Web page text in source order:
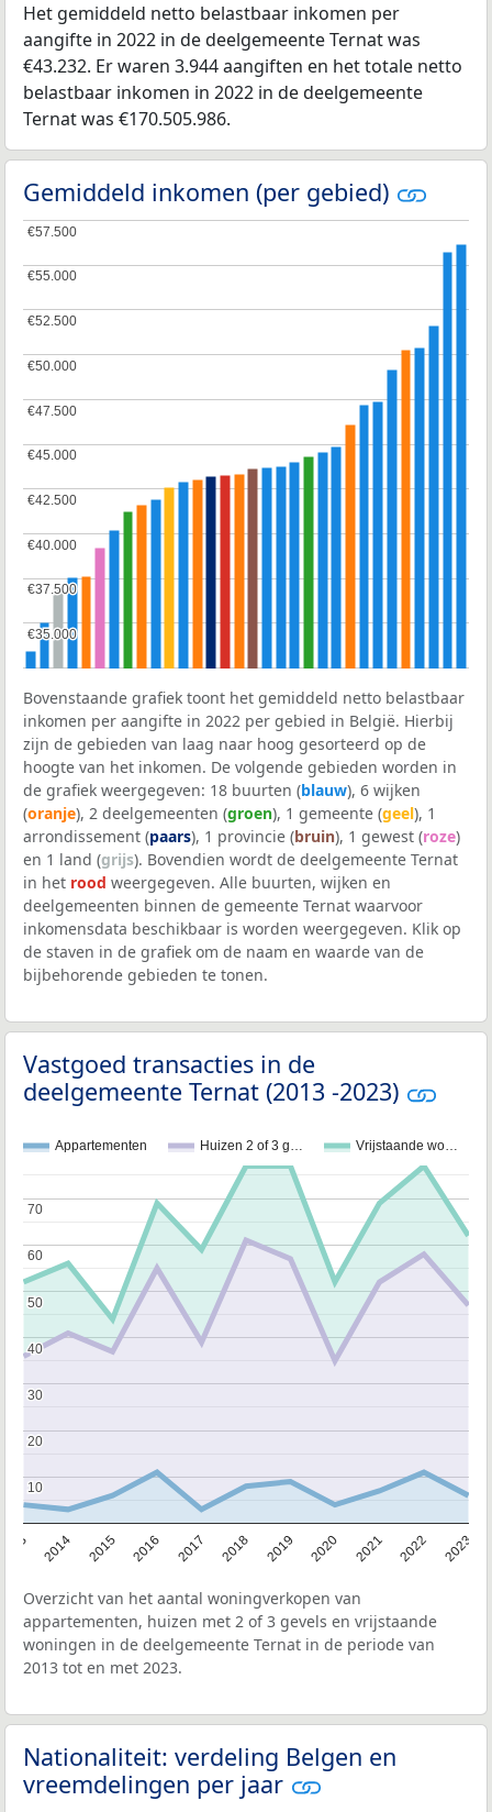
Het gemiddeld netto belastbaar inkomen per
aangifte in 2022 in de deelgemeente Ternat was
€43.232. Er waren 3.944 aangiften en het totale netto
belastbaar inkomen in 2022 in de deelgemeente
Ternat was €170.505.986.
Gemiddeld inkomen (per gebied)
€35.000
€35.000
€37.500
€37.500
€40.000
€40.000
€42.500
€42.500
€45.000
€45.000
€47.500
€47.500
€50.000
€50.000
€52.500
€52.500
€55.000
€55.000
€57.500
€57.500
Bovenstaande grafiek toont het gemiddeld netto belastbaar
inkomen per aangifte in 2022 per gebied in België. Hierbij
zijn de gebieden van laag naar hoog gesorteerd op de
hoogte van het inkomen. De volgende gebieden worden in
de grafiek weergegeven: 18 buurten (blauw), 6 wijken
(oranje), 2 deelgemeenten (groen), 1 gemeente (geel), 1
arrondissement (paars), 1 provincie (bruin), 1 gewest (roze)
en 1 land (grijs). Bovendien wordt de deelgemeente Ternat
in het rood weergegeven. Alle buurten, wijken en
deelgemeenten binnen de gemeente Ternat waarvoor
inkomensdata beschikbaar is worden weergegeven. Klik op
de staven in de grafiek om de naam en waarde van de
bijbehorende gebieden te tonen.
Vastgoed transacties in de
deelgemeente Ternat (2013 -2023)
Appartementen Huizen 2 of 3 g… Vrijstaande wo…
2014 2015 2016 2017 2018 2019 2020 2021 2022 2023
10
10
20
20
30
30
40
40
50
50
60
60
70
70
Overzicht van het aantal woningverkopen van
appartementen, huizen met 2 of 3 gevels en vrijstaande
woningen in de deelgemeente Ternat in de periode van
2013 tot en met 2023.
Nationaliteit: verdeling Belgen en
vreemdelingen per jaar